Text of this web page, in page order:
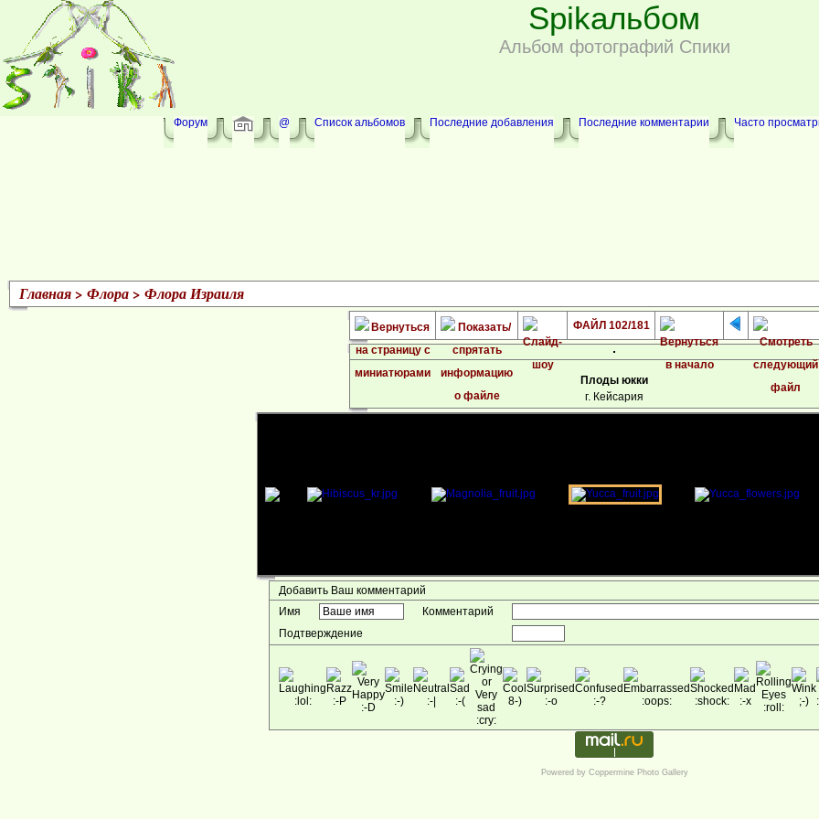
Spikальбом
Альбом фотографий Спики
Форум @ Список альбомов Последние добавления Последние комментарии Часто
Главная> Флора> Флора Израиля
ФАЙЛ 102/181
Плоды юкки
г. Кейсария
Добавить Ваш комментарий
Имя
Комментарий
Подтверждение
Powered by Coppermine Photo Gallery